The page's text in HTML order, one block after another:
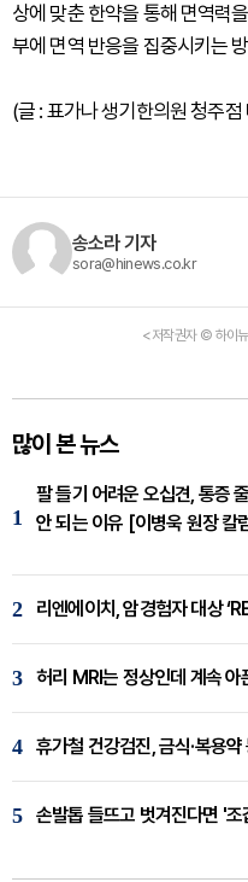
상에 맞춘 한약을 통해 면역력
부에 면역 반응을 집중시키는
(글 : 표가나 생기한의원 청주점
송소라 기자
sora@hinews.co.kr
<저작권자 © 하이
많이 본 뉴스
1
팔 들기 어려운 오십견, 통증
안 되는 이유 [이병욱 원장 칼
2 리엔에이치, 암경험자 대상
3 허리 MRI는 정상인데 계속
4 휴가철 건강검진, 금식·복용
5 손발톱 들뜨고 벗겨진다면 '